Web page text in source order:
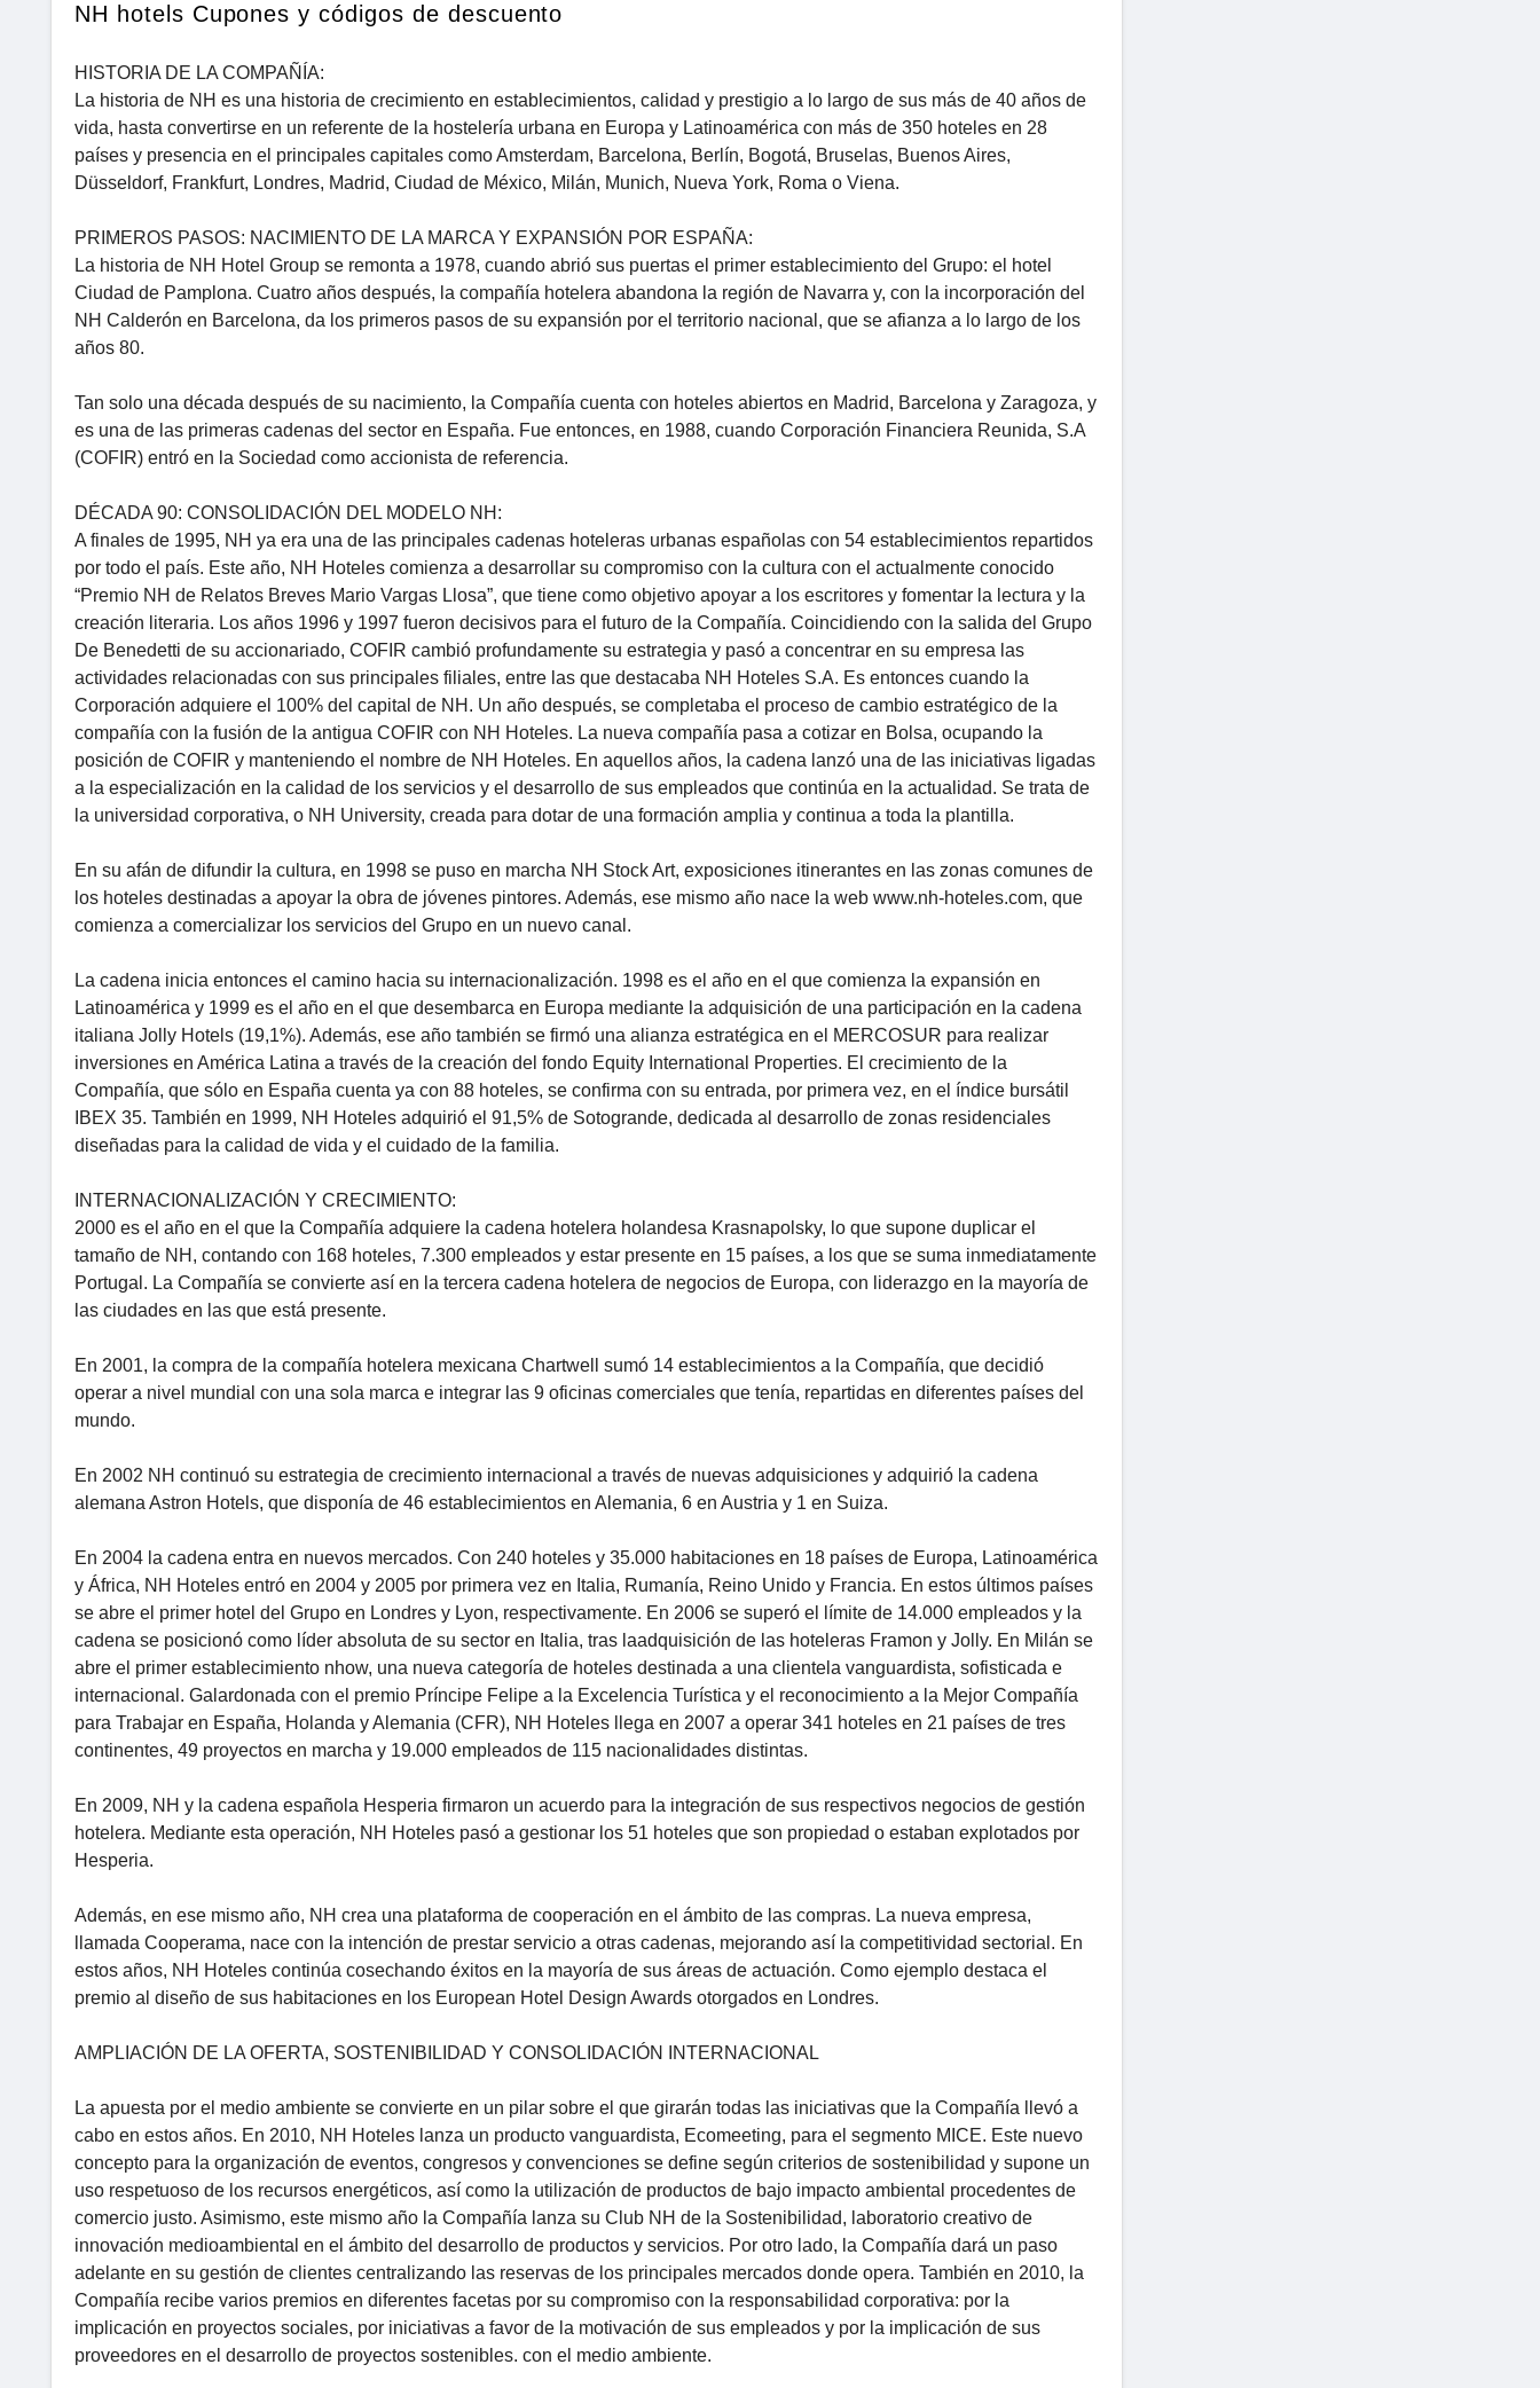
NH hotels Cupones y códigos de descuento
HISTORIA DE LA COMPAÑÍA:
La historia de NH es una historia de crecimiento en establecimientos, calidad y prestigio a lo largo de sus más de 40 años de
vida, hasta convertirse en un referente de la hostelería urbana en Europa y Latinoamérica con más de 350 hoteles en 28
países y presencia en el principales capitales como Amsterdam, Barcelona, Berlín, Bogotá, Bruselas, Buenos Aires,
Düsseldorf, Frankfurt, Londres, Madrid, Ciudad de México, Milán, Munich, Nueva York, Roma o Viena.
PRIMEROS PASOS: NACIMIENTO DE LA MARCA Y EXPANSIÓN POR ESPAÑA:
La historia de NH Hotel Group se remonta a 1978, cuando abrió sus puertas el primer establecimiento del Grupo: el hotel
Ciudad de Pamplona. Cuatro años después, la compañía hotelera abandona la región de Navarra y, con la incorporación del
NH Calderón en Barcelona, da los primeros pasos de su expansión por el territorio nacional, que se afianza a lo largo de los
años 80.
Tan solo una década después de su nacimiento, la Compañía cuenta con hoteles abiertos en Madrid, Barcelona y Zaragoza, y
es una de las primeras cadenas del sector en España. Fue entonces, en 1988, cuando Corporación Financiera Reunida, S.A
(COFIR) entró en la Sociedad como accionista de referencia.
DÉCADA 90: CONSOLIDACIÓN DEL MODELO NH:
A finales de 1995, NH ya era una de las principales cadenas hoteleras urbanas españolas con 54 establecimientos repartidos
por todo el país. Este año, NH Hoteles comienza a desarrollar su compromiso con la cultura con el actualmente conocido
“Premio NH de Relatos Breves Mario Vargas Llosa”, que tiene como objetivo apoyar a los escritores y fomentar la lectura y la
creación literaria. Los años 1996 y 1997 fueron decisivos para el futuro de la Compañía. Coincidiendo con la salida del Grupo
De Benedetti de su accionariado, COFIR cambió profundamente su estrategia y pasó a concentrar en su empresa las
actividades relacionadas con sus principales filiales, entre las que destacaba NH Hoteles S.A. Es entonces cuando la
Corporación adquiere el 100% del capital de NH. Un año después, se completaba el proceso de cambio estratégico de la
compañía con la fusión de la antigua COFIR con NH Hoteles. La nueva compañía pasa a cotizar en Bolsa, ocupando la
posición de COFIR y manteniendo el nombre de NH Hoteles. En aquellos años, la cadena lanzó una de las iniciativas ligadas
a la especialización en la calidad de los servicios y el desarrollo de sus empleados que continúa en la actualidad. Se trata de
la universidad corporativa, o NH University, creada para dotar de una formación amplia y continua a toda la plantilla.
En su afán de difundir la cultura, en 1998 se puso en marcha NH Stock Art, exposiciones itinerantes en las zonas comunes de
los hoteles destinadas a apoyar la obra de jóvenes pintores. Además, ese mismo año nace la web www.nh-hoteles.com, que
comienza a comercializar los servicios del Grupo en un nuevo canal.
La cadena inicia entonces el camino hacia su internacionalización. 1998 es el año en el que comienza la expansión en
Latinoamérica y 1999 es el año en el que desembarca en Europa mediante la adquisición de una participación en la cadena
italiana Jolly Hotels (19,1%). Además, ese año también se firmó una alianza estratégica en el MERCOSUR para realizar
inversiones en América Latina a través de la creación del fondo Equity International Properties. El crecimiento de la
Compañía, que sólo en España cuenta ya con 88 hoteles, se confirma con su entrada, por primera vez, en el índice bursátil
IBEX 35. También en 1999, NH Hoteles adquirió el 91,5% de Sotogrande, dedicada al desarrollo de zonas residenciales
diseñadas para la calidad de vida y el cuidado de la familia.
INTERNACIONALIZACIÓN Y CRECIMIENTO:
2000 es el año en el que la Compañía adquiere la cadena hotelera holandesa Krasnapolsky, lo que supone duplicar el
tamaño de NH, contando con 168 hoteles, 7.300 empleados y estar presente en 15 países, a los que se suma inmediatamente
Portugal. La Compañía se convierte así en la tercera cadena hotelera de negocios de Europa, con liderazgo en la mayoría de
las ciudades en las que está presente.
En 2001, la compra de la compañía hotelera mexicana Chartwell sumó 14 establecimientos a la Compañía, que decidió
operar a nivel mundial con una sola marca e integrar las 9 oficinas comerciales que tenía, repartidas en diferentes países del
mundo.
En 2002 NH continuó su estrategia de crecimiento internacional a través de nuevas adquisiciones y adquirió la cadena
alemana Astron Hotels, que disponía de 46 establecimientos en Alemania, 6 en Austria y 1 en Suiza.
En 2004 la cadena entra en nuevos mercados. Con 240 hoteles y 35.000 habitaciones en 18 países de Europa, Latinoamérica
y África, NH Hoteles entró en 2004 y 2005 por primera vez en Italia, Rumanía, Reino Unido y Francia. En estos últimos países
se abre el primer hotel del Grupo en Londres y Lyon, respectivamente. En 2006 se superó el límite de 14.000 empleados y la
cadena se posicionó como líder absoluta de su sector en Italia, tras laadquisición de las hoteleras Framon y Jolly. En Milán se
abre el primer establecimiento nhow, una nueva categoría de hoteles destinada a una clientela vanguardista, sofisticada e
internacional. Galardonada con el premio Príncipe Felipe a la Excelencia Turística y el reconocimiento a la Mejor Compañía
para Trabajar en España, Holanda y Alemania (CFR), NH Hoteles llega en 2007 a operar 341 hoteles en 21 países de tres
continentes, 49 proyectos en marcha y 19.000 empleados de 115 nacionalidades distintas.
En 2009, NH y la cadena española Hesperia firmaron un acuerdo para la integración de sus respectivos negocios de gestión
hotelera. Mediante esta operación, NH Hoteles pasó a gestionar los 51 hoteles que son propiedad o estaban explotados por
Hesperia.
Además, en ese mismo año, NH crea una plataforma de cooperación en el ámbito de las compras. La nueva empresa,
llamada Cooperama, nace con la intención de prestar servicio a otras cadenas, mejorando así la competitividad sectorial. En
estos años, NH Hoteles continúa cosechando éxitos en la mayoría de sus áreas de actuación. Como ejemplo destaca el
premio al diseño de sus habitaciones en los European Hotel Design Awards otorgados en Londres.
AMPLIACIÓN DE LA OFERTA, SOSTENIBILIDAD Y CONSOLIDACIÓN INTERNACIONAL
La apuesta por el medio ambiente se convierte en un pilar sobre el que girarán todas las iniciativas que la Compañía llevó a
cabo en estos años. En 2010, NH Hoteles lanza un producto vanguardista, Ecomeeting, para el segmento MICE. Este nuevo
concepto para la organización de eventos, congresos y convenciones se define según criterios de sostenibilidad y supone un
uso respetuoso de los recursos energéticos, así como la utilización de productos de bajo impacto ambiental procedentes de
comercio justo. Asimismo, este mismo año la Compañía lanza su Club NH de la Sostenibilidad, laboratorio creativo de
innovación medioambiental en el ámbito del desarrollo de productos y servicios. Por otro lado, la Compañía dará un paso
adelante en su gestión de clientes centralizando las reservas de los principales mercados donde opera. También en 2010, la
Compañía recibe varios premios en diferentes facetas por su compromiso con la responsabilidad corporativa: por la
implicación en proyectos sociales, por iniciativas a favor de la motivación de sus empleados y por la implicación de sus
proveedores en el desarrollo de proyectos sostenibles. con el medio ambiente.